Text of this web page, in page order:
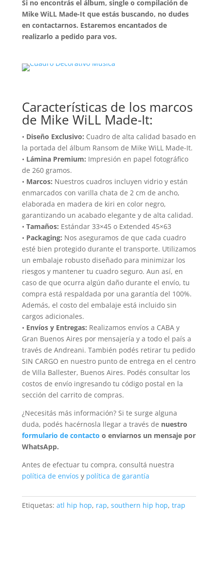
Si no encontrás el álbum, single o compilación de
Mike WiLL Made-It que estás buscando, no dudes
en contactarnos. Estaremos encantados de
realizarlo a pedido para vos.
Características de los marcos
de Mike WiLL Made-It:
• Diseño Exclusivo: Cuadro de alta calidad basado en
la portada del álbum Ransom de Mike WiLL Made-It.
• Lámina Premium: Impresión en papel fotográfico
de 260 gramos.
• Marcos: Nuestros cuadros incluyen vidrio y están
enmarcados con varilla chata de 2 cm de ancho,
elaborada en madera de kiri en color negro,
garantizando un acabado elegante y de alta calidad.
• Tamaños: Estándar 33×45 o Extended 45×63
• Packaging: Nos aseguramos de que cada cuadro
esté bien protegido durante el transporte. Utilizamos
un embalaje robusto diseñado para minimizar los
riesgos y mantener tu cuadro seguro. Aun así, en
caso de que ocurra algún daño durante el envío, tu
compra está respaldada por una garantía del 100%.
Además, el costo del embalaje está incluido sin
cargos adicionales.
• Envíos y Entregas: Realizamos envíos a CABA y
Gran Buenos Aires por mensajería y a todo el país a
través de Andreani. También podés retirar tu pedido
SIN CARGO en nuestro punto de entrega en el centro
de Villa Ballester, Buenos Aires. Podés consultar los
costos de envío ingresando tu código postal en la
sección del carrito de compras.
¿Necesitás más información? Si te surge alguna
duda, podés hacérnosla llegar a través de nuestro
formulario de contacto o enviarnos un mensaje por
WhatsApp.
Antes de efectuar tu compra, consultá nuestra
política de envíos y política de garantía
Etiquetas: atl hip hop, rap, southern hip hop, trap